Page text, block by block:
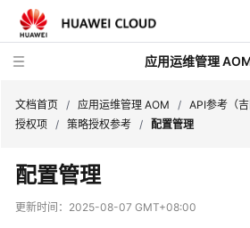
应用运维管理
最
新
动
文档首页 / 应用运维管理 AOM / API参考（吉
授权项 / 策略授权参考 / 配置管理
配置管理
更新时间： 2025-08-07 GMT+08:00